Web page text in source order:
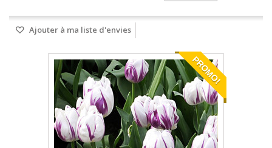
Ajouter à ma liste d'envies
PROMO!